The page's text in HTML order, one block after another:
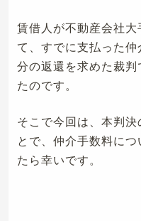
賃借人が不動産会社
て、すでに支払った
分の返還を求めた裁
たのです。
そこで今回は、本判
とで、仲介手数料に
たら幸いです。